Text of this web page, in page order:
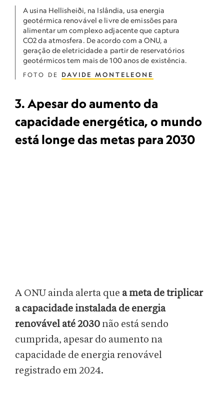
A usina Hellisheiði, na Islândia, usa energia
geotérmica renovável e livre de emissões para
alimentar um complexo adjacente que captura
CO2 da atmosfera. De acordo com a ONU, a
geração de eletricidade a partir de reservatórios
geotérmicos tem mais de 100 anos de existência.
FOTO DE DAVIDE MONTELEONE
3. Apesar do aumento da
capacidade energética, o mundo
está longe das metas para 2030
A ONU ainda alerta que a meta de triplicar
a capacidade instalada de energia
renovável até 2030 não está sendo
cumprida, apesar do aumento na
capacidade de energia renovável
registrado em 2024.